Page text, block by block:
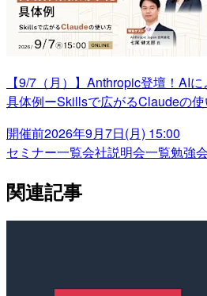
【9/7（月）】Anthropic登壇！AI
具体例ーSkillsで広がるClaudeの
開催前2026年9月7日(月) 15:00
セミナー一覧会社説明会一覧勉強
関連記事